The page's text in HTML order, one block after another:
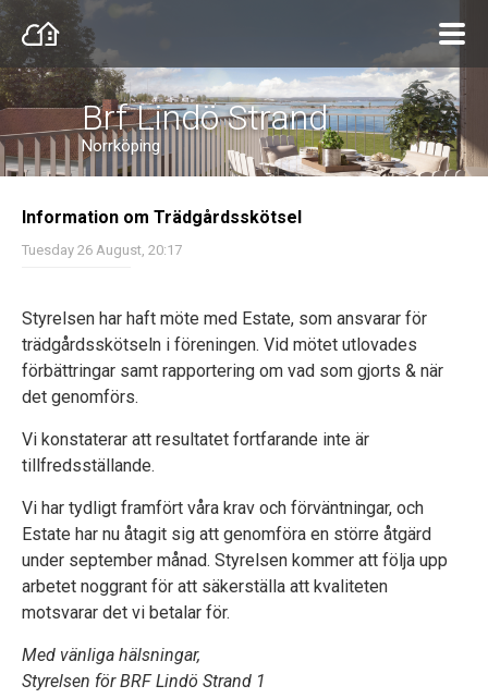
Brf Lindö Strand
Norrköping
Information om Trädgårdsskötsel
Tuesday 26 August, 20:17
Styrelsen har haft möte med Estate, som ansvarar för
trädgårdsskötseln i föreningen. Vid mötet utlovades
förbättringar samt rapportering om vad som gjorts & när
det genomförs.
Vi konstaterar att resultatet fortfarande inte är
tillfredsställande.
Vi har tydligt framfört våra krav och förväntningar, och
Estate har nu åtagit sig att genomföra en större åtgärd
under september månad. Styrelsen kommer att följa upp
arbetet noggrant för att säkerställa att kvaliteten
motsvarar det vi betalar för.
Med vänliga hälsningar,
Styrelsen för BRF Lindö Strand 1